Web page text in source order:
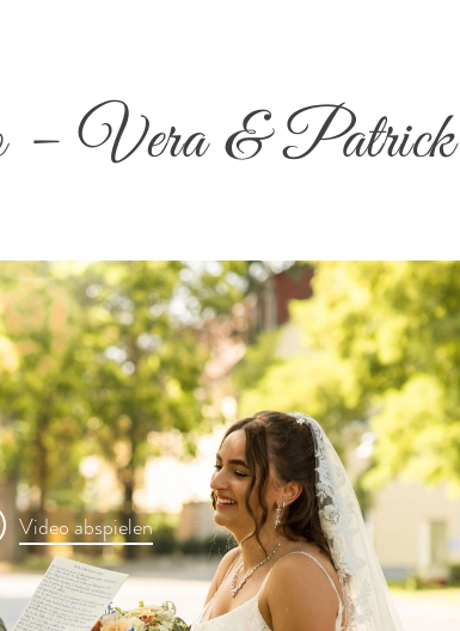
– Vera & Patrick
Video abspielen